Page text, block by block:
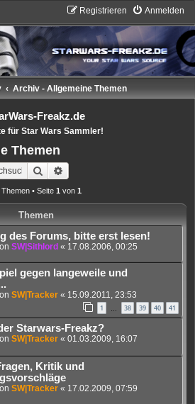
Anmelden
Registrieren
Archiv - Allgemeine Themen
Freakz.de
für Star Wars Sammler!
Themen
Suche
Themen • Seite 1 von 1
Themen
des Forums, bitte erst lesen!
SW|Sithlord « 17.08.2006, 00:25
gegen langeweile und
SW|Tracker « 15.09.2011, 23:53
1 38 39 40 41
Starwars-Freakz?
SW|Tracker « 01.03.2009, 16:07
Kritik und
SW|Tracker « 17.02.2009, 07:59